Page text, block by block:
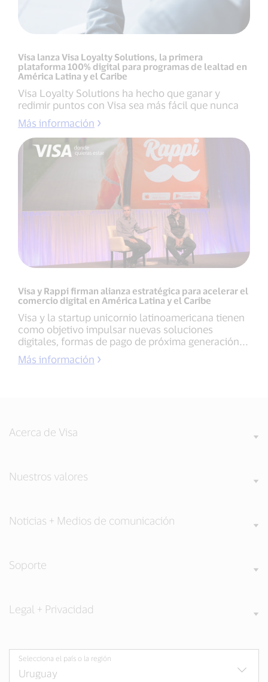
Visa lanza Visa Loyalty Solutions, la primera
plataforma 100% digital para programas de lealtad en
América Latina y el Caribe
Visa Loyalty Solutions ha hecho que ganar y
redimir puntos con Visa sea más fácil que nunca
Más información
Visa y Rappi firman alianza estratégica para acelerar el
comercio digital en América Latina y el Caribe
Visa y la startup unicornio latinoamericana tienen
como objetivo impulsar nuevas soluciones
digitales, formas de pago de próxima generación...
Más información
Acerca de Visa
Nuestros valores
Noticias + Medios de comunicación
Soporte
Legal + Privacidad
Selecciona el país o la región